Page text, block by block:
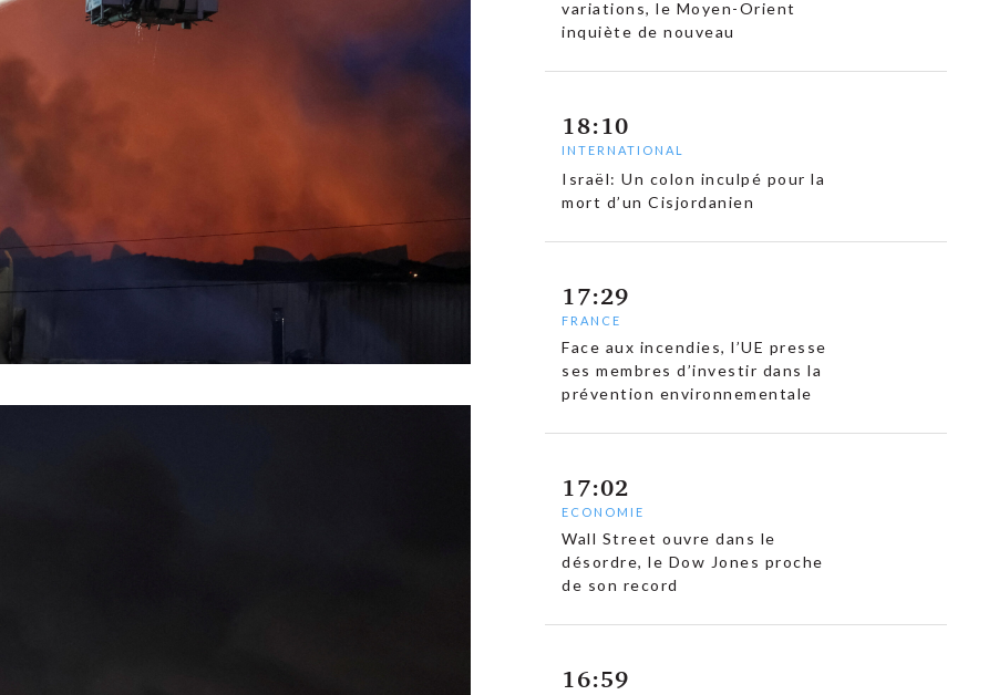
variations, le Moyen-Orient
inquiète de nouveau
18:10
INTERNATIONAL
Israël: Un colon inculpé pour la
mort d’un Cisjordanien
17:29
FRANCE
Face aux incendies, l’UE presse
ses membres d’investir dans la
prévention environnementale
17:02
ECONOMIE
Wall Street ouvre dans le
désordre, le Dow Jones proche
de son record
16:59